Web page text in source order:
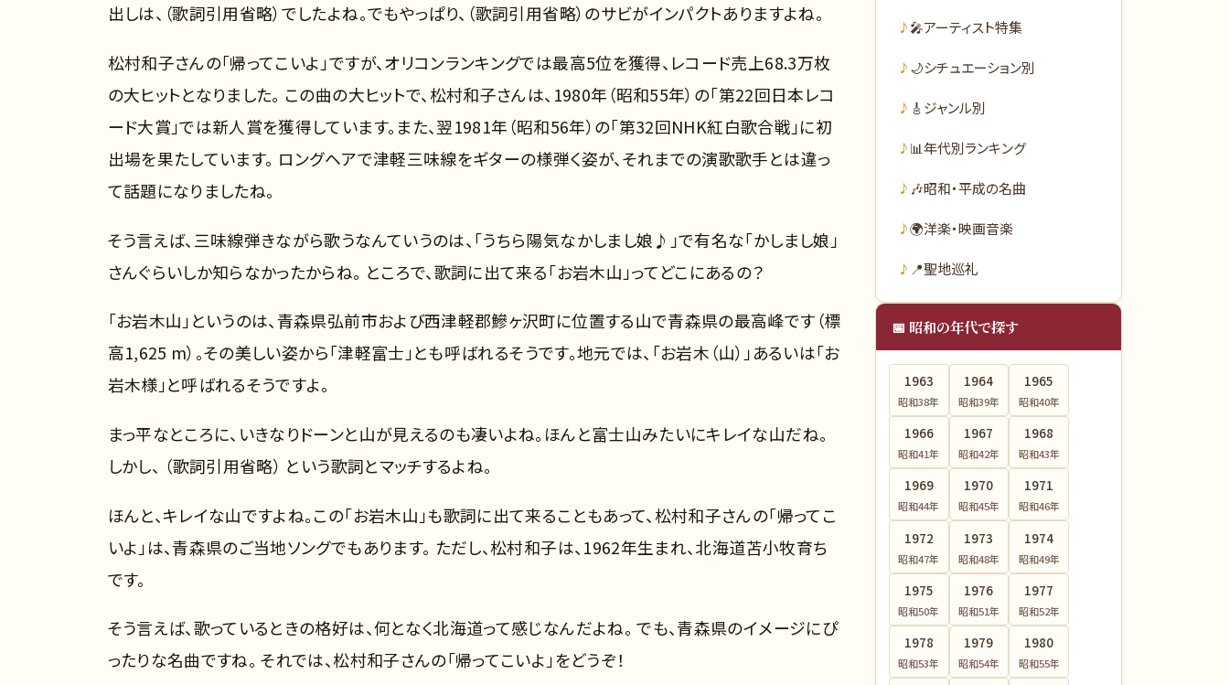
出しは、（歌詞引用省略）でしたよね。でもやっぱり、（歌詞引用省略）のサビがインパクトありますよね。
松村和子さんの「帰ってこいよ」ですが、オリコンランキングでは最高5位を獲得、レコード売上68.3万枚
の大ヒットとなりました。 この曲の大ヒットで、松村和子さんは、1980年（昭和55年）の「第22回日本レコ
ード大賞」では新人賞を獲得しています。また、翌1981年（昭和56年）の「第32回NHK紅白歌合戦」に初
出場を果たしています。 ロングヘアで津軽三味線をギターの様弾く姿が、それまでの演歌歌手とは違っ
て話題になりましたね。
そう言えば、三味線弾きながら歌うなんていうのは、「うちら陽気なかしまし娘♪」で有名な「かしまし娘」
さんぐらいしか知らなかったからね。 ところで、歌詞に出て来る「お岩木山」ってどこにあるの？
「お岩木山」というのは、青森県弘前市および西津軽郡鰺ヶ沢町に位置する山で青森県の最高峰です（標
高1,625 m）。その美しい姿から「津軽富士」とも呼ばれるそうです。地元では、「お岩木（山）」あるいは「お
岩木様」と呼ばれるそうですよ。
まっ平なところに、いきなりドーンと山が見えるのも凄いよね。ほんと富士山みたいにキレイな山だね。
しかし、 （歌詞引用省略） という歌詞とマッチするよね。
ほんと、キレイな山ですよね。この「お岩木山」も歌詞に出て来ることもあって、松村和子さんの「帰ってこ
いよ」は、青森県のご当地ソングでもあります。 ただし、松村和子は、1962年生まれ、北海道苫小牧育ち
です。
そう言えば、歌っているときの格好は、何となく北海道って感じなんだよね。 でも、青森県のイメージにぴ
ったりな名曲ですね。 それでは、松村和子さんの「帰ってこいよ」をどうぞ！
🎤アーティスト特集
🌙シチュエーション別
🎸ジャンル別
📊年代別ランキング
🎶昭和・平成の名曲
🌍洋楽・映画音楽
📍聖地巡礼
📅 昭和の年代で探す
1963
昭和38年
1964
昭和39年
1965
昭和40年
1966
昭和41年
1967
昭和42年
1968
昭和43年
1969
昭和44年
1970
昭和45年
1971
昭和46年
1972
昭和47年
1973
昭和48年
1974
昭和49年
1975
昭和50年
1976
昭和51年
1977
昭和52年
1978
昭和53年
1979
昭和54年
1980
昭和55年